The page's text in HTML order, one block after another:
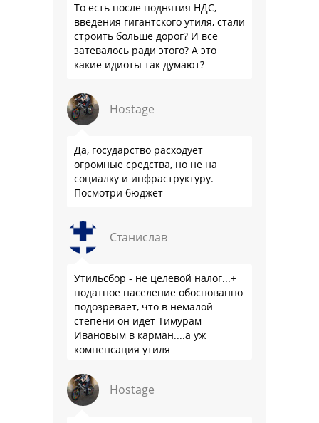
То есть после поднятия НДС,
введения гигантского утиля, стали
строить больше дорог? И все
затевалось ради этого? А это
какие идиоты так думают?
Hostage
Да, государство расходует
огромные средства, но не на
социалку и инфраструктуру.
Посмотри бюджет
Станислав
Утильсбор - не целевой налог...+
податное население обоснованно
подозревает, что в немалой
степени он идёт Тимурам
Ивановым в карман....а уж
компенсация утиля
что прям эталон коррупции
Hostage